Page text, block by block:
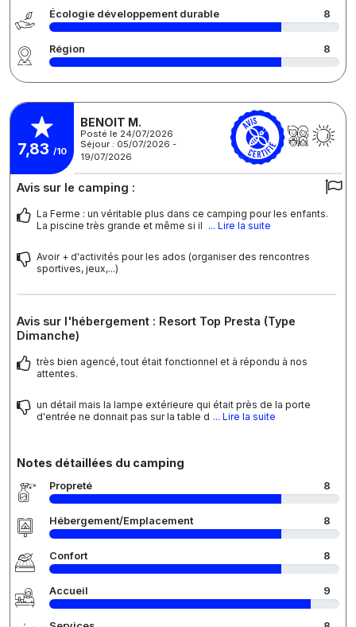
Écologie développement durable 8
Région 8
7,83 /10
BENOIT M.
Posté le 24/07/2026
Séjour : 05/07/2026 -
19/07/2026
Avis sur le camping :
La Ferme : un véritable plus dans ce camping pour les enfants.
La piscine très grande et même si il ... Lire la suite
Avoir + d'activités pour les ados (organiser des rencontres
sportives, jeux,...)
Avis sur l'hébergement : Resort Top Presta (Type
Dimanche)
très bien agencé, tout était fonctionnel et à répondu à nos
attentes.
un détail mais la lampe extérieure qui était près de la porte
d'entrée ne donnait pas sur la table d ... Lire la suite
Notes détaillées du camping
Propreté 8
Hébergement/Emplacement 8
Confort 8
Accueil 9